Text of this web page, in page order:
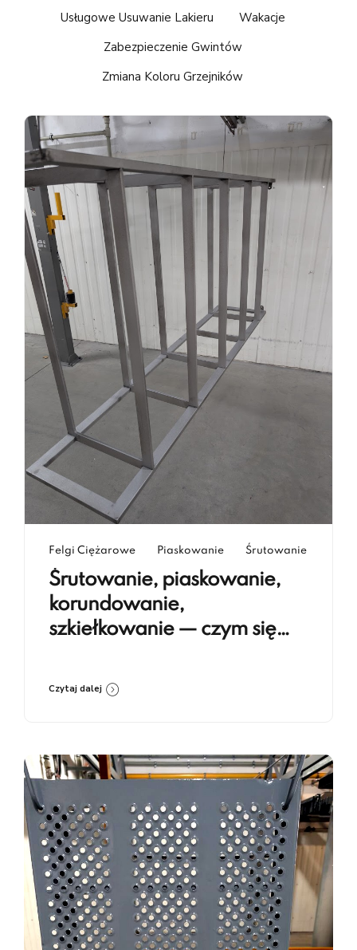
Usługowe Usuwanie Lakieru
Wakacje
Zabezpieczenie Gwintów
Zmiana Koloru Grzejników
Felgi Ciężarowe Piaskowanie Śrutowanie
Śrutowanie, piaskowanie,
korundowanie,
szkiełkowanie — czym się
Czytaj dalej